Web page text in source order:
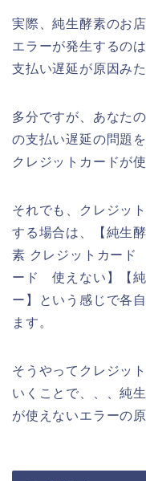
実際、純生酵素のお
エラーが発生するの
支払い遅延が原因みた
多分ですが、あなた
の支払い遅延の問題
クレジットカードが
それでも、クレジッ
する場合は、【純生
素 クレジットカード
ード 使えない】【
ー】という感じで各
ます。
そうやってクレジッ
いくことで、、、純
が使えないエラーの